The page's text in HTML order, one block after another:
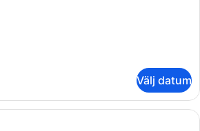
Välj datum
Ett litet, välordnat hotellrum med